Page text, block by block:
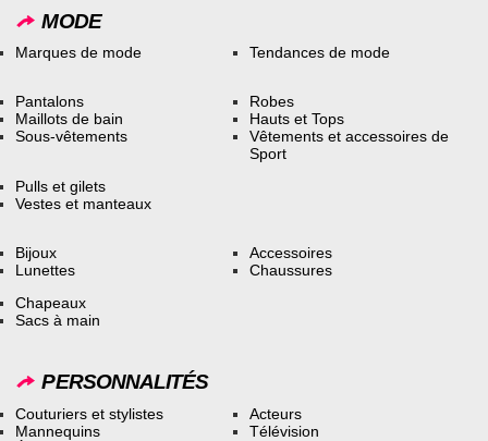
MODE
Marques de mode Tendances de mode
Pantalons
Maillots de bain
Sous-vêtements
Robes
Hauts et Tops
Vêtements et accessoires de
Sport
Pulls et gilets
Vestes et manteaux
Bijoux
Lunettes
Accessoires
Chaussures
Chapeaux
Sacs à main
PERSONNALITÉS
Couturiers et stylistes
Mannequins
Acteurs
Télévision